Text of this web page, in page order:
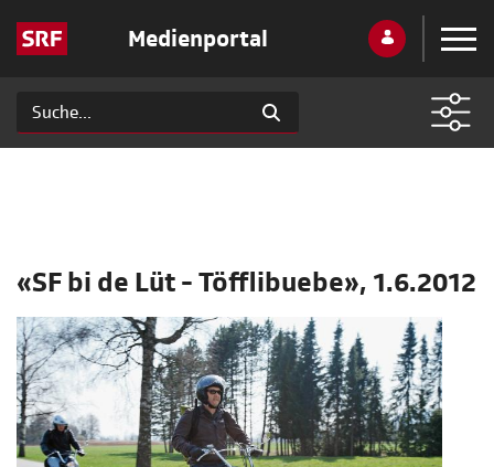
Medienportal
«SF bi de Lüt - Töfflibuebe», 1.6.2012